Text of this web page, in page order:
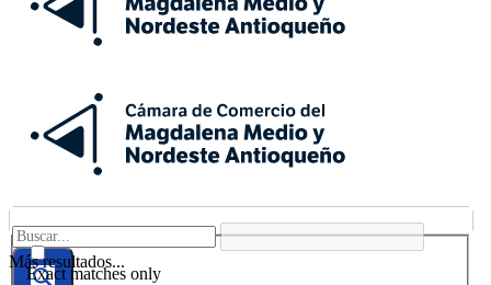
Más resultados...
Exact matches only